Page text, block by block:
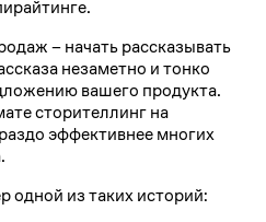
– начать рассказывать
незаметно и тонко
вашего продукта.
сторителлинг на
эффективнее многих
одной из таких историй: